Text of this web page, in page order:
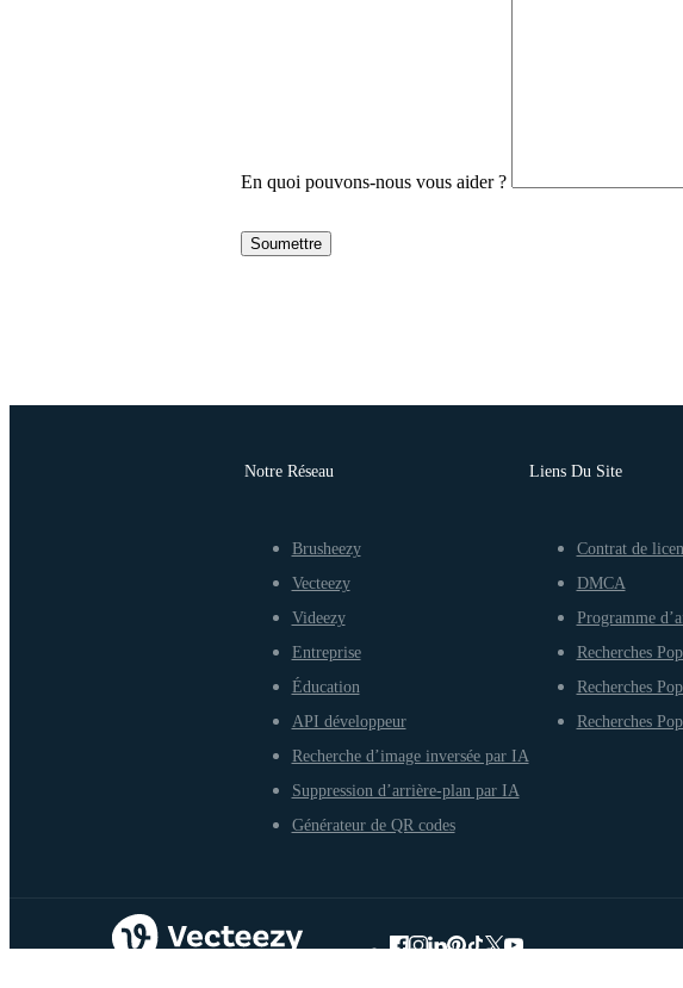
En quoi pouvons-nous vous aider ?
Soumettre
Notre Réseau
Brusheezy
Vecteezy
Videezy
Entreprise
Éducation
API développeur
Recherche d’image inversée par IA
Suppression d’arrière-plan par IA
Générateur de QR codes
Liens Du Site
Contrat de
DMCA
Programme
Recherches
Recherches
Recherches